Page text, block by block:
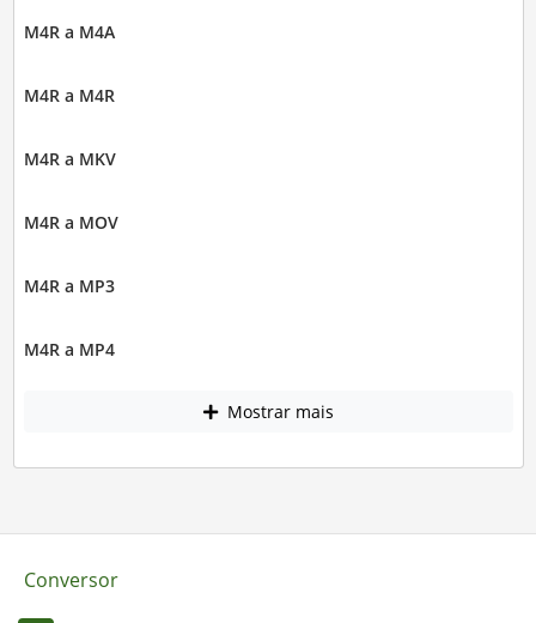
M4R a M4A
M4R a M4R
M4R a MKV
M4R a MOV
M4R a MP3
M4R a MP4
Mostrar mais
Conversor